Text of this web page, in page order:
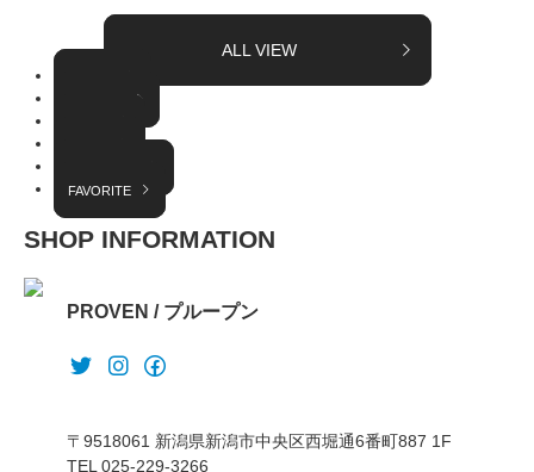
ALL VIEW
FAVORITE
SHOP INFORMATION
PROVEN / プループン
〒9518061 新潟県新潟市中央区西堀通6番町887 1F
TEL 025-229-3266